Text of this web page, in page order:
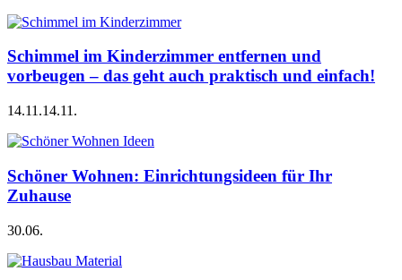
Schimmel im Kinderzimmer entfernen und
vorbeugen – das geht auch praktisch und einfach!
14.11.14.11.
Schöner Wohnen: Einrichtungsideen für Ihr
Zuhause
30.06.